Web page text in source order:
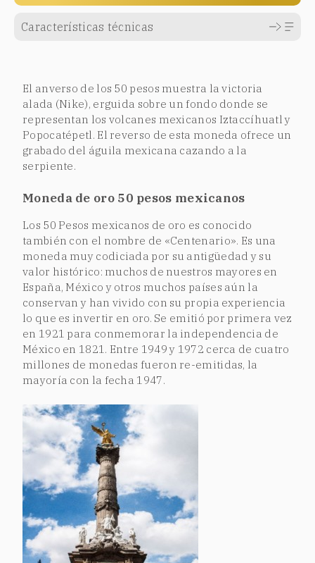
Características técnicas
El anverso de los 50 pesos muestra la victoria
alada (Nike), erguida sobre un fondo donde se
representan los volcanes mexicanos Iztaccíhuatl y
Popocatépetl. El reverso de esta moneda ofrece un
grabado del águila mexicana cazando a la
serpiente.
Moneda de oro 50 pesos mexicanos
Los 50 Pesos mexicanos de oro es conocido
también con el nombre de «Centenario». Es una
moneda muy codiciada por su antigüedad y su
valor histórico: muchos de nuestros mayores en
España, México y otros muchos países aún la
conservan y han vivido con su propia experiencia
lo que es invertir en oro. Se emitió por primera vez
en 1921 para conmemorar la independencia de
México en 1821. Entre 1949 y 1972 cerca de cuatro
millones de monedas fueron re-emitidas, la
mayoría con la fecha 1947.